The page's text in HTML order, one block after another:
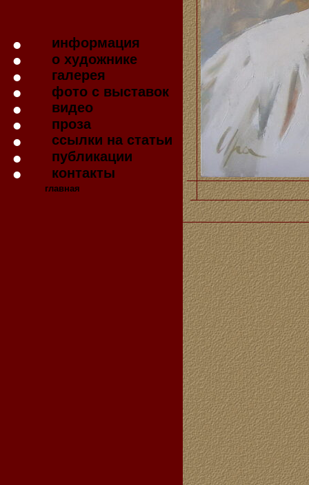
информация
о художнике
галерея
фото с выставок
видео
проза
ссылки на статьи
публикации
контакты
главная